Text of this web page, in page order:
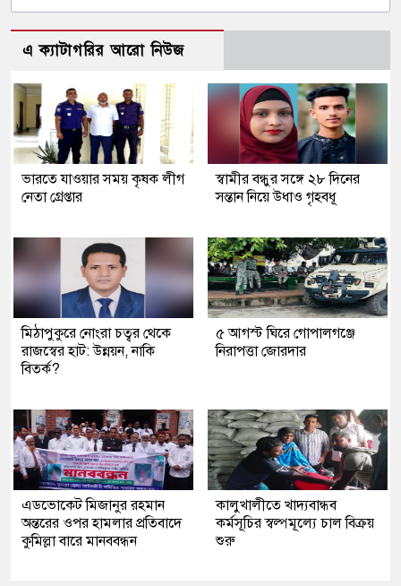
এ ক্যাটাগরির আরো নিউজ
ভারতে যাওয়ার সময় কৃষক লীগ
নেতা গ্রেপ্তার
স্বামীর বন্ধুর সঙ্গে ২৮ দিনের
সন্তান নিয়ে উধাও গৃহবধূ
মিঠাপুকুরে নোংরা চত্বর থেকে
রাজস্বের হাট: উন্নয়ন, নাকি
বিতর্ক?
৫ আগস্ট ঘিরে গোপালগঞ্জে
নিরাপত্তা জোরদার
এডভোকেট মিজানুর রহমান
অন্তরের ওপর হামলার প্রতিবাদে
কুমিল্লা বারে মানববন্ধন
কালুখালীতে খাদ্যবান্ধব
কর্মসূচির স্বল্পমূল্যে চাল বিক্রয়
শুরু